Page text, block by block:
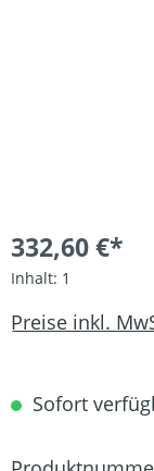
332,60 €*
Inhalt: 1
Preise inkl.
Sofort